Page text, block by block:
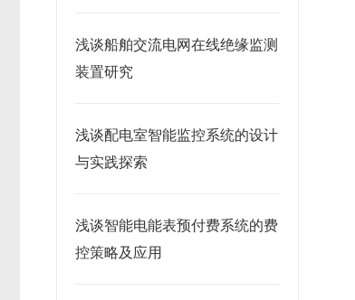
浅谈船舶交流电网在线绝缘监测
装置研究
浅谈配电室智能监控系统的设计
与实践探索
浅谈智能电能表预付费系统的费
控策略及应用